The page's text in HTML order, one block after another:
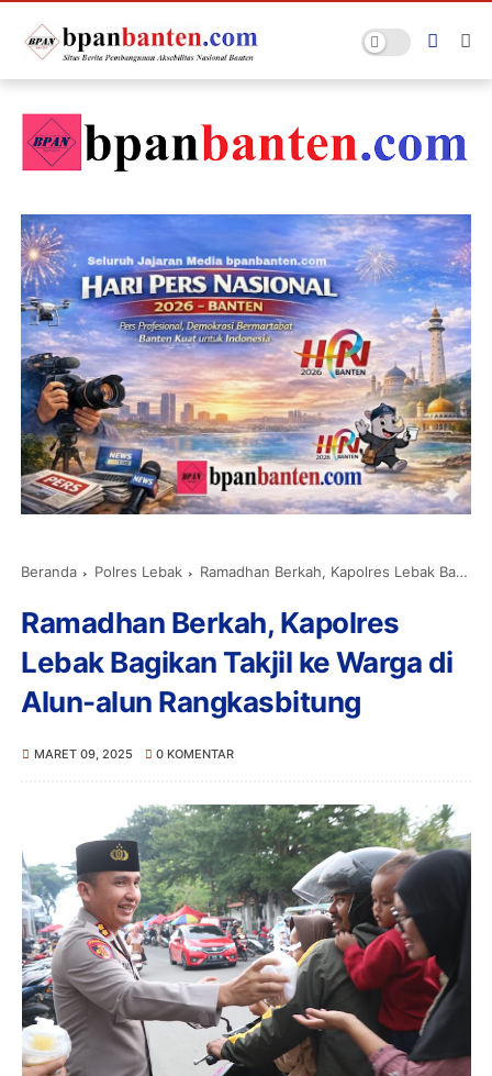
Beranda Polres Lebak Ramadhan Berkah, Kapolres Lebak Bagikan Takjil ke Warga di Alun-alun Rangkasbitung
Ramadhan Berkah, Kapolres
Lebak Bagikan Takjil ke Warga di
Alun-alun Rangkasbitung
MARET 09, 2025 0 KOMENTAR